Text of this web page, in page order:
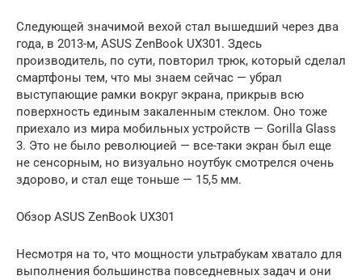
Следующей значимой вехой стал вышедший через два
года, в 2013-м, ASUS ZenBook UX301. Здесь
производитель, по сути, повторил трюк, который сделал
смартфоны тем, что мы знаем сейчас — убрал
выступающие рамки вокруг экрана, прикрыв всю
поверхность единым закаленным стеклом. Оно тоже
приехало из мира мобильных устройств — Gorilla Glass
3. Это не было революцией — все-таки экран был еще
не сенсорным, но визуально ноутбук смотрелся очень
здорово, и стал еще тоньше — 15,5 мм.
Обзор ASUS ZenBook UX301
Несмотря на то, что мощности ультрабукам хватало для
выполнения большинства повседневных задач и они